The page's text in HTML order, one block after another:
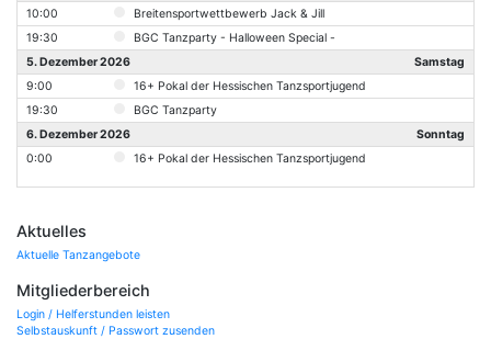
10:00
Breitensportwettbewerb Jack & Jill
19:30
BGC Tanzparty - Halloween Special -
5. Dezember 2026
Samstag
9:00
16+ Pokal der Hessischen Tanzsportjugend
19:30
BGC Tanzparty
6. Dezember 2026
Sonntag
0:00
16+ Pokal der Hessischen Tanzsportjugend
Aktuelles
Aktuelle Tanzangebote
Mitgliederbereich
Login / Helferstunden leisten
Selbstauskunft / Passwort zusenden